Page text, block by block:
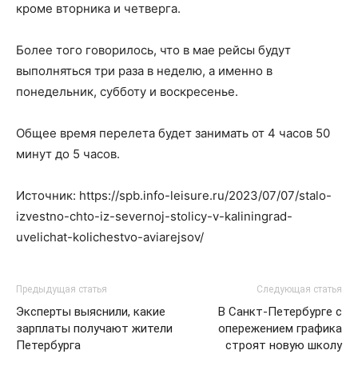
кроме вторника и четверга.
Более того говорилось, что в мае рейсы будут
выполняться три раза в неделю, а именно в
понедельник, субботу и воскресенье.
Общее время перелета будет занимать от 4 часов 50
минут до 5 часов.
Источник: https://spb.info-leisure.ru/2023/07/07/stalo-
izvestno-chto-iz-severnoj-stolicy-v-kaliningrad-
uvelichat-kolichestvo-aviarejsov/
Предыдущая статья
Эксперты выяснили, какие
зарплаты получают жители
Петербурга
Следующая статья
В Санкт-Петербурге с
опережением графика
строят новую школу